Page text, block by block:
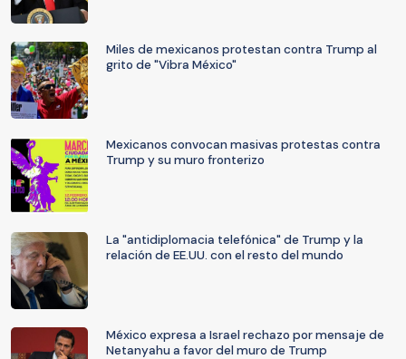
Miles de mexicanos protestan contra Trump al
grito de "Vibra México"
Mexicanos convocan masivas protestas contra
Trump y su muro fronterizo
La "antidiplomacia telefónica" de Trump y la
relación de EE.UU. con el resto del mundo
México expresa a Israel rechazo por mensaje de
Netanyahu a favor del muro de Trump